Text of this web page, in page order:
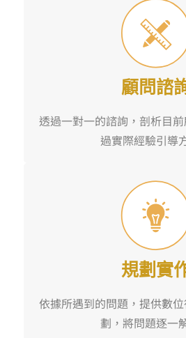
顧問諮
透過一對一的諮詢，剖析目
過實際經驗引導
規劃實
依據所遇到的問題，提供數
劃，將問題逐一